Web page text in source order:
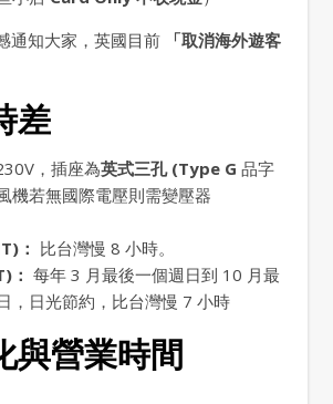
通知大家，英國目前
「取消海外遊客
差
，插座為英式三孔 (Type G 品字
機若無國際電壓則需變壓器
： 比台灣慢 8 小時。
： 每年 3 月最後一個週日到 10 月最
，日光節約，比台灣慢 7 小時
與營業時間